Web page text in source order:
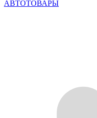
АВТОТОВАРЫ